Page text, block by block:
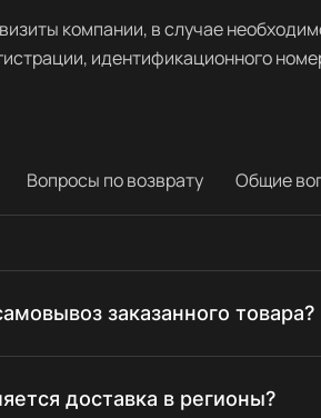
компании, в случае
идентификационного
Вопросы по возврату Общие
заказанного товара?
доставка в регионы?